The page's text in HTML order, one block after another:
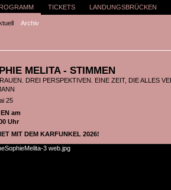
Archiv
TICKETS LANDUNGSBRÜCKEN
MELITA - STIMMEN
DREI PERSPEKTIVEN. EINE ZEIT, DIE ALLES
25
am
Uhr
MIT DEM KARFUNKEL 2026!